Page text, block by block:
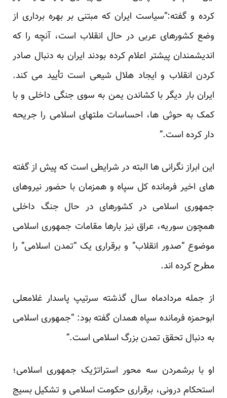
کرده و گفته:“سیاست ایران که مبتنی بر بهره برداری از
وضع کشورهای عربی در حال انقلاب است، آنچه را که
اندیشمندان پیشتر اعلام کرده بودند ایران به دنبال صادر
کردن انقلاب و ایجاد هلال شیعی است تأیید می کند.
ایران بار دیگر با کشاندن یمن به سوی جنگی داخلی و با
کمک به حوثی ها، احساسات ملتهای اسلامی را جریحه
دار کرده است.”
این ابراز نگرانی ها البته در شرایطی است که پیش از گفته
های اخیر فرمانده کل سپاه و همزمان با حضور نیروهای
جمهوری اسلامی در کشورهای در حال جنگ داخلی
همچون سوریه، عراق نیز بارها مقامات جمهوری اسلامی
موضوع “صدور انقلاب” و برقراری یک “تمدن اسلامی” را
مطرح کرده اند.
از جمله مردادماه سال گذشته سرتیپ پاسدار غلامعلی
ابوحمزه فرمانده سپاه همدان گفته بود: “جمهوری اسلامی
به دنبال تحقق تمدن بزرگ اسلامی است.”
او با برشمردن سه محور استراتژیک جمهوری اسلامی؛
استحکام درونی، برقراری حکومت اسلامی و تشکیل بسیج